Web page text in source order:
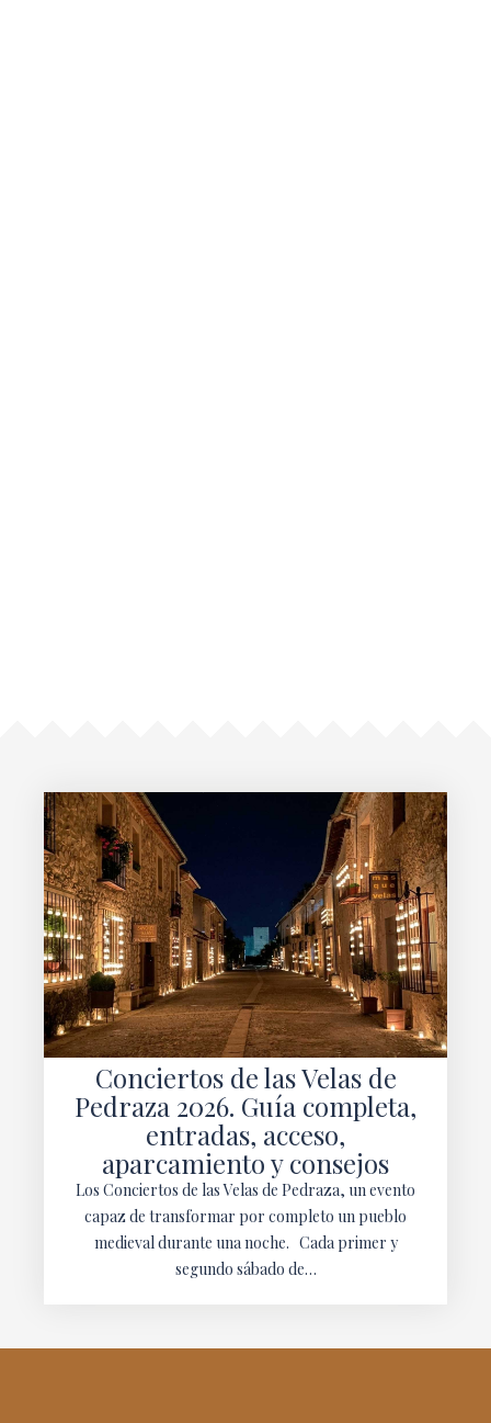
Conciertos de las Velas de
Pedraza 2026. Guía completa,
entradas, acceso,
aparcamiento y consejos
Los Conciertos de las Velas de Pedraza, un evento
capaz de transformar por completo un pueblo
medieval durante una noche. Cada primer y
segundo sábado de…